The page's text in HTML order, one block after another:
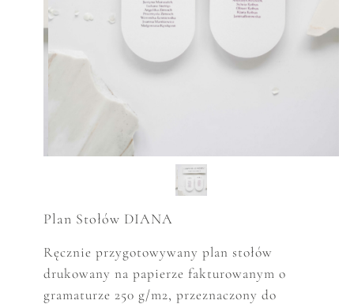
Plan Stołów DIANA
Ręcznie przygotowywany plan stołów
drukowany na papierze fakturowanym o
gramaturze 250 g/m2, przeznaczony do